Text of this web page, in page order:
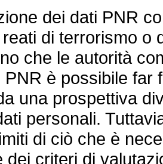
dei dati PNR
di terrorismo o
che le autorità
PNR è possibile
una prospettiva
personali.
di ciò che è
dei criteri di